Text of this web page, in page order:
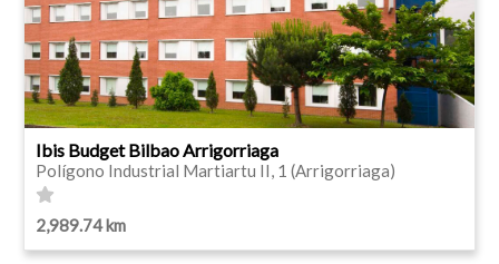
Ibis Budget Bilbao Arrigorriaga
Polígono Industrial Martiartu II, 1 (Arrigorriaga)
2,989.74 km